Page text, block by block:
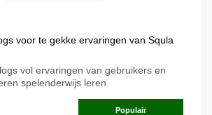
voor te gekke ervaringen van Squla
vol ervaringen van gebruikers en
spelenderwijs leren
Populair